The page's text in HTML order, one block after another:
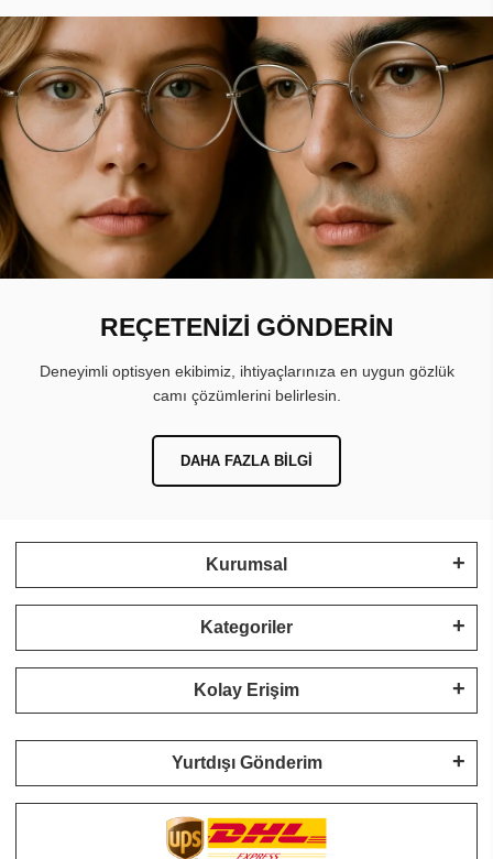
REÇETENİZİ GÖNDERİN
Deneyimli optisyen ekibimiz, ihtiyaçlarınıza en uygun gözlük
camı çözümlerini belirlesin.
DAHA FAZLA BILGI
Kurumsal
Kategoriler
Kolay Erişim
Yurtdışı Gönderim